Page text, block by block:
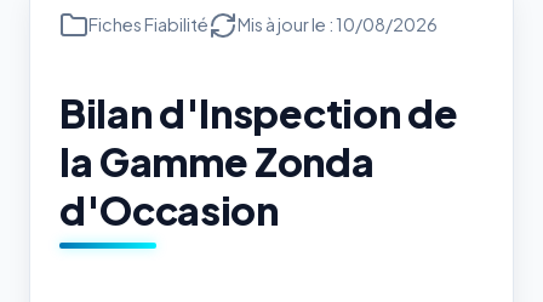
Fiches Fiabilité Mis à jour le : 10/08/2026
Bilan d'Inspection de
la Gamme Zonda
d'Occasion